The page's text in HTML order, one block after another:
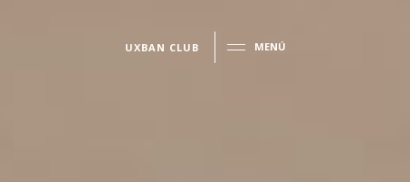
UXBAN CLUB MENÚ